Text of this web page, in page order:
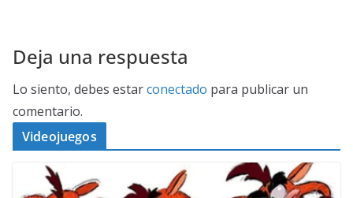
Deja una respuesta
Lo siento, debes estarconectado para publicar un
comentario.
Videojuegos